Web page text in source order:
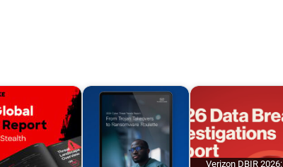
Verizon DBIR 2026: